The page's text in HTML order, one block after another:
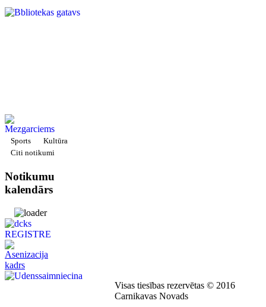
Sports
Kultūra
Citi notikumi
Notikumu
kalendārs
Visas tiesības rezervētas © 2016
Carnikavas Novads